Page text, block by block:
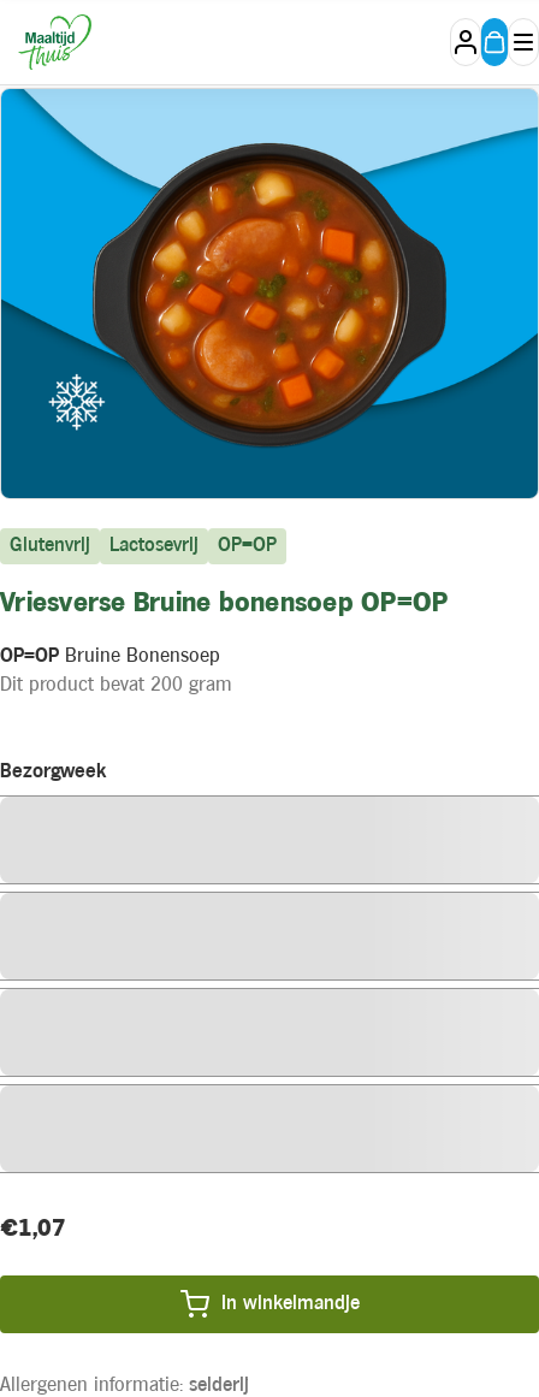
Glutenvrij Lactosevrij OP=OP
Vriesverse Bruine bonensoep OP=OP
OP=OP Bruine Bonensoep
Dit product bevat 200 gram
Bezorgweek
Huidige
Actieprijs
€1,07
In winkelmandje
Allergenen informatie: selderij